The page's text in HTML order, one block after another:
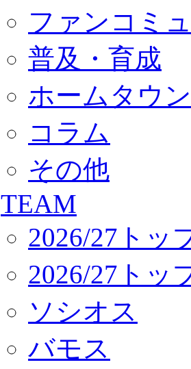
ジュニア
ジュニアユース
ユース
練習拠点（ナラディーア）
CLUB
2026/27 パートナー企業
クラブ理念
クラブ情報
サステナビリティ
Web制作支援
ファンコミ
普及・育成
ホームタウン
コラム
その他
TEAM
2026/27トッ
2026/27トッ
ソシオス
バモス